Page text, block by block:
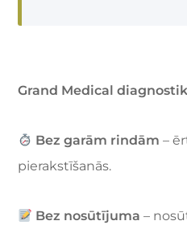
Grand Medical
Bez garām rindām –
pierakstīšanās.
Bez nosūtījuma –